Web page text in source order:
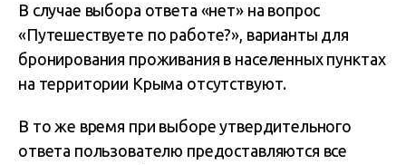
В случае выбора ответа «нет» на вопрос
«Путешествуете по работе?», варианты для
бронирования проживания в населенных пунктах
на территории Крыма отсутствуют.
В то же время при выборе утвердительного
ответа пользователю предоставляются все